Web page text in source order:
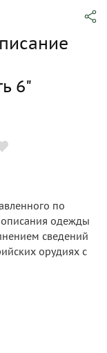
6"
по
одежды
сведений
орудиях с